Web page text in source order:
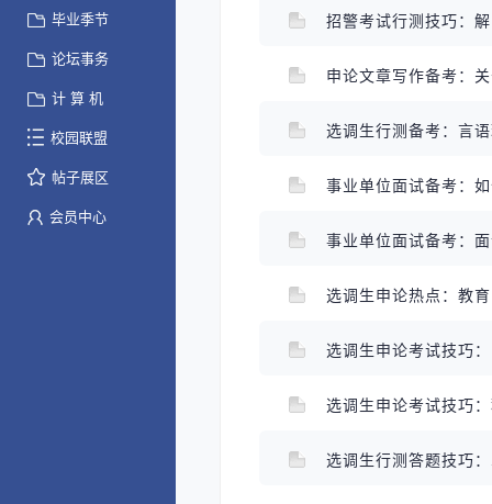
毕业季节
论坛事务
计 算 机
校园联盟
帖子展区
会员中心
招警考试行测技巧：
申论文章写作备考：
选调生行测备考：言
事业单位面试备考：
事业单位面试备考：
选调生申论热点：教
选调生申论考试技巧
选调生申论考试技巧
选调生行测答题技巧